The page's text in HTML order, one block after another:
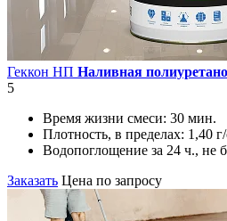
Геккон НП Наливная
5
Время жизни смеси: 30 мин.
Плотность, в пределах: 1,40
Водопоглощение за 24 ч., не
Заказать Цена по запросу